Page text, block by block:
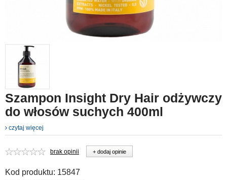
Szampon Insight Dry Hair odżywczy
do włosów suchych 400ml
czytaj więcej
brak opinii + dodaj opinie
Kod produktu: 15847